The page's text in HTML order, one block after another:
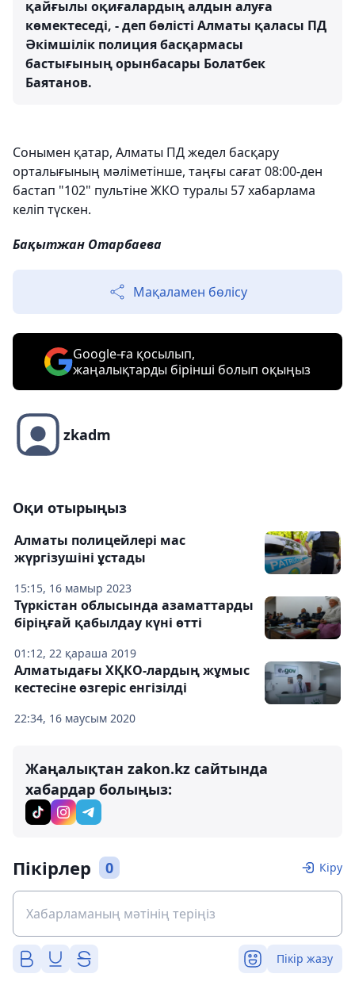
қайғылы оқиғалардың алдын алуға
көмектеседі, - деп бөлісті Алматы қаласы ПД
Әкімшілік полиция басқармасы
бастығының орынбасары Болатбек
Баятанов.
Сонымен қатар, Алматы ПД жедел басқару
орталығының мәліметінше, таңғы сағат 08:00-ден
бастап "102" пультіне ЖКО туралы 57 хабарлама
келіп түскен.
Бақытжан Отарбаева
Мақаламен бөлісу
Google-ға қосылып,
жаңалықтарды бірінші болып оқыңыз
zkadm
Оқи отырыңыз
15:15, 16 мамыр 2023
Алматы полицейлері мас
жүргізушіні ұстады
01:12, 22 қараша 2019
Түркістан облысында азаматтарды
біріңғай қабылдау күні өтті
22:34, 16 маусым 2020
Алматыдағы ХҚКО-лардың жұмыс
кестесіне өзгеріс енгізілді
Жаңалықтан zakon.kz сайтында
хабардар болыңыз:
Пікірлер 0 Кіру
Пікір жазу